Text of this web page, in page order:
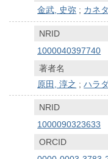
金武, 史弥 ; カネ
NRID
1000040397740
著者名
原田, 淳之 ;ハラ
NRID
1000090323633
ORCID